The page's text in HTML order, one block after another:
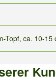
Topf, ca. 10-15